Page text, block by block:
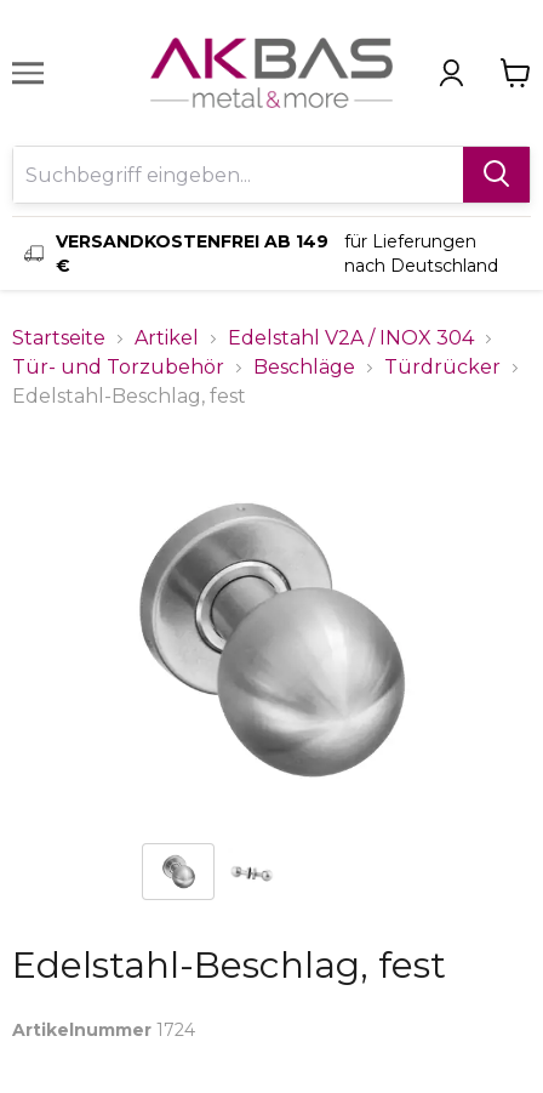
VERSANDKOSTENFREI AB 149
€
für Lieferungen
nach Deutschland
Startseite Artikel
Edelstahl V2A / INOX 304
Tür- und Torzubehör
Beschläge
Türdrücker
Edelstahl-Beschlag, fest
Edelstahl-Beschlag, fest
Artikelnummer 1724